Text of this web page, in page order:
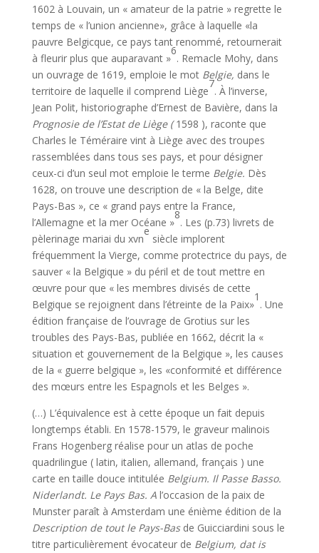
1602 à Louvain, un « amateur de la patrie » regrette le
temps de « l’union ancienne», grâce à laquelle «la
pauvre Belgicque, ce pays tant renommé, retournerait
à fleurir plus que auparavant »
6
. Remacle Mohy, dans
un ouvrage de 1619, emploie le mot Belgie, dans le
territoire de laquelle il comprend Liège
7
. À l’inverse,
Jean Polit, historiographe d’Er­nest de Bavière, dans la
Prognosie de l’Estat de Liège (1598 ), raconte que
Charles le Téméraire vint à Liège avec des troupes
rassemblées dans tous ses pays, et pour désigner
ceux-ci d’un seul mot emploie le terme Belgie. Dès
1628, on trouve une description de « la Belge, dite
Pays-Bas », ce « grand pays entre la France,
l’Allemagne et la mer Océane »
8
. Les (p.73) livrets de
pèlerinage mariai du xvn
e
siècle implorent
fréquemment la Vierge, comme protectrice du pays, de
sauver « la Belgique » du péril et de tout mettre en
œuvre pour que « les membres divisés de cette
Belgique se rejoignent dans l’étreinte de la Paix»
1
. Une
édition française de l’ouvrage de Grotius sur les
troubles des Pays-Bas, publiée en 1662, décrit la «
situa­tion et gouvernement de la Belgique », les causes
de la « guerre belgique », les «conformité et différence
des mœurs entre les Espagnols et les Belges ».
(…) L’équivalence est à cette époque un fait depuis
longtemps établi. En 1578-1579, le graveur malinois
Frans Hogenberg réalise pour un atlas de poche
quadrilingue ( latin, italien, allemand, français ) une
carte en taille douce intitulée Belgium. Il Passe Basso.
Niderlandt. Le Pays Bas. A l’occa­sion de la paix de
Munster paraît à Amsterdam une énième édition de la
Description de tout le Pays-Bas de Guicciardini sous le
titre particulière­ment évocateur de Belgium, dat is